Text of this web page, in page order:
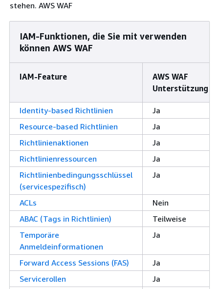
stehen. AWS WAF
IAM-Funktionen, die Sie mit verwenden
können AWS WAF
IAM-Feature
AWS WAF
Unterstützung
Identity-based Richtlinien
Ja
Resource-based Richtlinien
Ja
Richtlinienaktionen
Ja
Richtlinienressourcen
Ja
Richtlinienbedingungsschlüssel
(servicespezifisch)
Ja
ACLs
Nein
ABAC (Tags in Richtlinien)
Teilweise
Temporäre
Anmeldeinformationen
Ja
Forward Access Sessions (FAS)
Ja
Servicerollen
Ja